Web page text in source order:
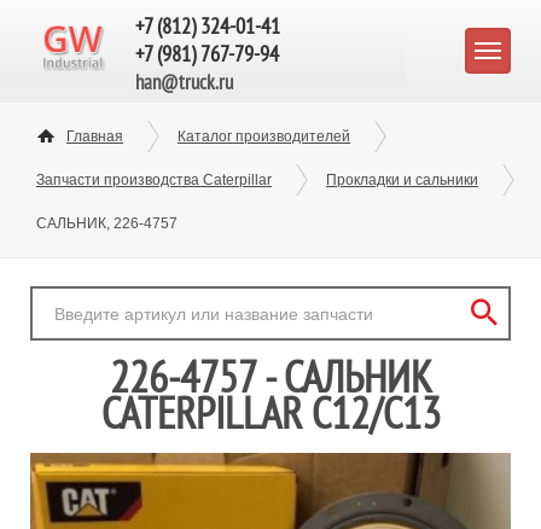
+7 (812) 324-01-41
+7 (981) 767-79-94
han@truck.ru
Главная Каталог производителей
Запчасти производства Caterpillar Прокладки и сальники
САЛЬНИК, 226-4757
226-4757 - САЛЬНИК
CATERPILLAR C12/C13